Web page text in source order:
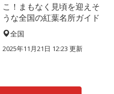
こ！まもなく見頃を迎えそ
うな全国の紅葉名所ガイド
全国
2025年11月21日 12:23 更新